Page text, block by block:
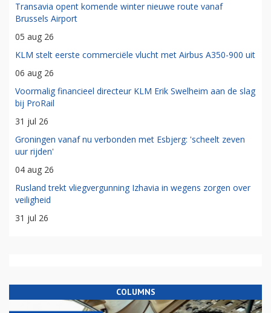
Transavia opent komende winter nieuwe route vanaf
Brussels Airport
05 aug 26
KLM stelt eerste commerciële vlucht met Airbus A350-900 uit
06 aug 26
Voormalig financieel directeur KLM Erik Swelheim aan de slag
bij ProRail
31 jul 26
Groningen vanaf nu verbonden met Esbjerg: 'scheelt zeven
uur rijden'
04 aug 26
Rusland trekt vliegvergunning Izhavia in wegens zorgen over
veiligheid
31 jul 26
COLUMNS